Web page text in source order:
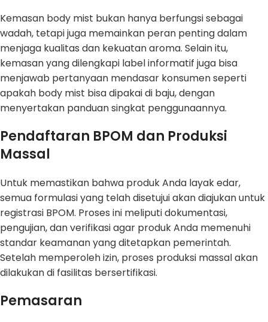
Kemasan body mist bukan hanya berfungsi sebagai
wadah, tetapi juga memainkan peran penting dalam
menjaga kualitas dan kekuatan aroma. Selain itu,
kemasan yang dilengkapi label informatif juga bisa
menjawab pertanyaan mendasar konsumen seperti
apakah body mist bisa dipakai di baju, dengan
menyertakan panduan singkat penggunaannya.
Pendaftaran BPOM dan Produksi
Massal
Untuk memastikan bahwa produk Anda layak edar,
semua formulasi yang telah disetujui akan diajukan untuk
registrasi BPOM. Proses ini meliputi dokumentasi,
pengujian, dan verifikasi agar produk Anda memenuhi
standar keamanan yang ditetapkan pemerintah.
Setelah memperoleh izin, proses produksi massal akan
dilakukan di fasilitas bersertifikasi.
Pemasaran